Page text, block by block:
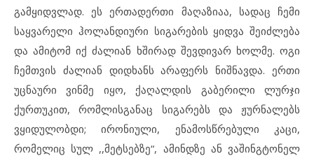
გამყიდვლად. ეს ერთადერთი მაღაზიაა, სადაც ჩემი
საყვარელი ჰოლანდიური სიგარების ყიდვა შეიძლება
და ამიტომ იქ ძალიან ხშირად შევდივარ ხოლმე. ოგი
ჩემთვის ძალიან დიდხანს არაფერს ნიშნავდა. ერთი
უცნაური ვინმე იყო, ქაღალდის გაბერილი ლურჯი
ქურთუკით, რომლისგანაც სიგარებს და ჟურნალებს
ვყიდულობდი; ირონიული, ენამოსწრებული კაცი,
რომელიც სულ ,,მეტსებზე“, ამინდზე ან ვაშინგტონელ